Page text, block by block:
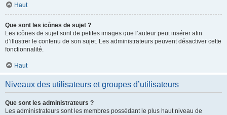
Haut
Que sont les icônes de sujet ?
Les icônes de sujet sont de petites images que l’auteur peut insérer afin
d’illustrer le contenu de son sujet. Les administrateurs peuvent désactiver cette
fonctionnalité.
Haut
Niveaux des utilisateurs et groupes d’utilisateurs
Que sont les administrateurs ?
Les administrateurs sont les membres possédant le plus haut niveau de